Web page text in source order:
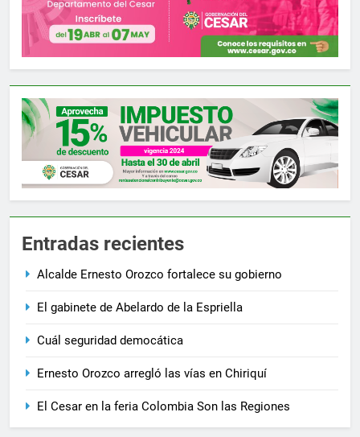
Entradas recientes
Alcalde Ernesto Orozco fortalece su gobierno
El gabinete de Abelardo de la Espriella
Cuál seguridad democática
Ernesto Orozco arregló las vías en Chiriquí
El Cesar en la feria Colombia Son las Regiones